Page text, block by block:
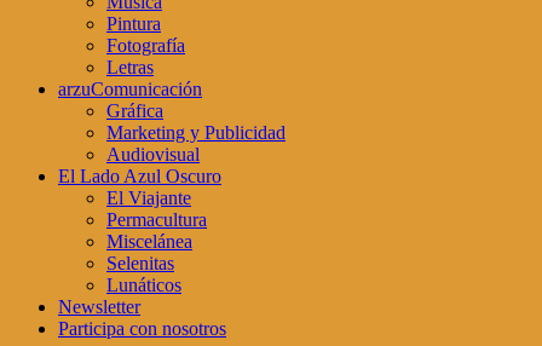
Pintura
Fotografía
Letras
arzuComunicación
Gráfica
Marketing y Publicidad
Audiovisual
El Lado Azul Oscuro
El Viajante
Permacultura
Miscelánea
Selenitas
Lunáticos
Newsletter
Participa con nosotros